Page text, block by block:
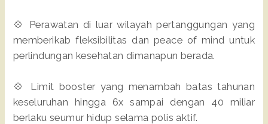
💠 Perawatan di luar wilayah pertanggungan yang
memberikab fleksibilitas dan peace of mind untuk
perlindungan kesehatan dimanapun berada.
💠 Limit booster yang menambah batas tahunan
keseluruhan hingga 6x sampai dengan 40 miliar
berlaku seumur hidup selama polis aktif.